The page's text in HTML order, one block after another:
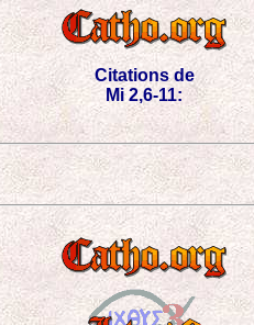
Citations de
Mi 2,6-11: